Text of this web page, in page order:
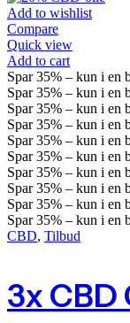
Add to wishlist
Compare
Quick view
Add to cart
Spar35% – kun i en
Spar35% – kun i en
Spar35% – kun i en
Spar35% – kun i en
Spar35% – kun i en
Spar35% – kun i en
Spar35% – kun i en
Spar35% – kun i en
Spar35% – kun i en
Spar35% – kun i en
CBD, Tilbud
3x CBD